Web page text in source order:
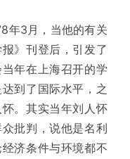
3月，当他的有关
》刊登后，引发了
年在上海召开的学
到了国际水平，之
。其实当年刘人怀
批判，说他是名利
济条件与环境都不